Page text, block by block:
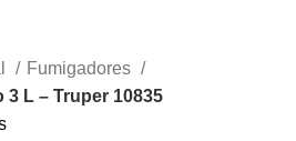
Fumigadores
L – Truper 10835